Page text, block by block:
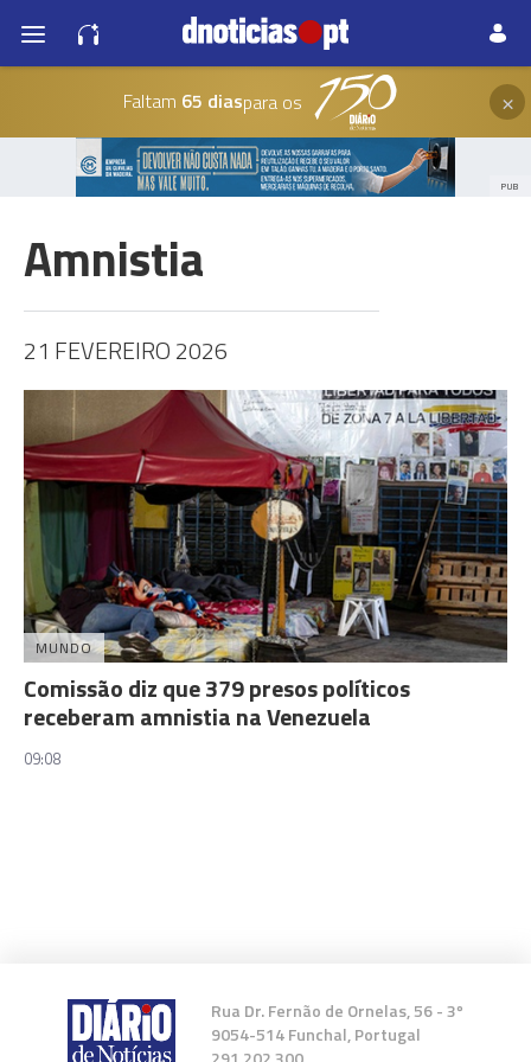
Faltam 65 diaspara os ×
PUB
Amnistia
21 FEVEREIRO 2026
MUNDO
Comissão diz que 379 presos políticos
receberam amnistia na Venezuela
09:08
Rua Dr. Fernão de Ornelas, 56 - 3º
9054-514 Funchal, Portugal